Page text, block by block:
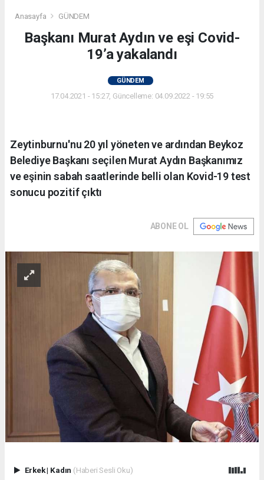
Anasayfa GÜNDEM
Başkanı Murat Aydın ve eşi Covid-
19’a yakalandı
GÜNDEM
17.04.2021 - 15:27, Güncelleme: 04.09.2022 - 19:55
Zeytinburnu'nu 20 yıl yöneten ve ardından Beykoz
Belediye Başkanı seçilen Murat Aydın Başkanımız
ve eşinin sabah saatlerinde belli olan Kovid-19 test
sonucu pozitif çıktı
ABONE OL
Erkek| Kadın (Haberi Sesli Oku)